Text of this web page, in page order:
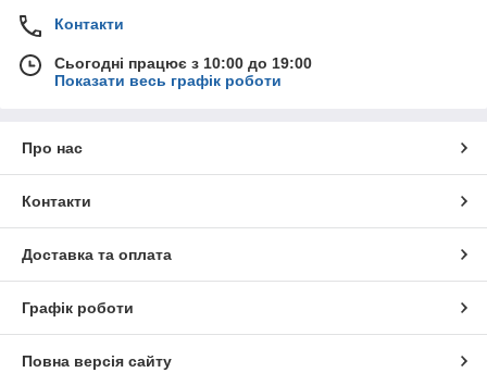
Контакти
Сьогодні працює з 10:00 до 19:00
Показати весь графік роботи
Про нас
Контакти
Доставка та оплата
Графік роботи
Повна версія сайту